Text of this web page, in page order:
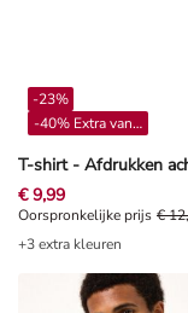
-23%
-40% Extra vanaf 4**
€ 9,99
Oorspronkelijke prijs
Oorspronkelijke prijs €
+3 extra kleuren